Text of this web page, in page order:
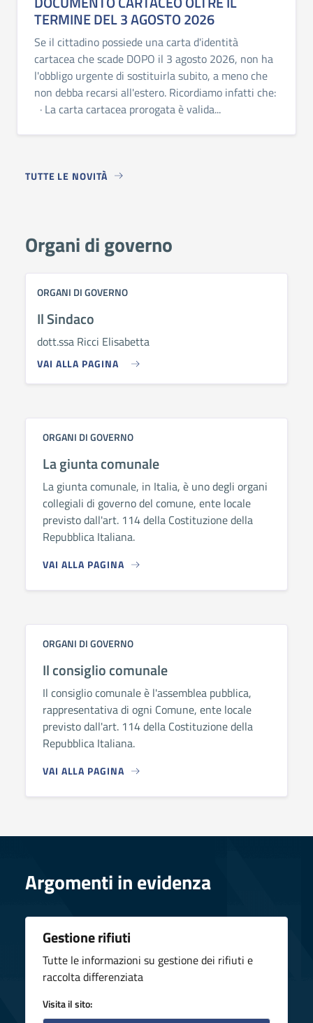
TERMINE DEL 3 AGOSTO 2026
Se il cittadino possiede una carta d'identità
cartacea che scade DOPO il 3 agosto 2026, non ha
l'obbligo urgente di sostituirla subito, a meno che
non debba recarsi all'estero. Ricordiamo infatti che:
· La carta cartacea prorogata è valida...
TUTTE LE NOVITÀ
Organi di governo
ORGANI DI GOVERNO
Il Sindaco
dott.ssa Ricci Elisabetta
VAI ALLA PAGINA
ORGANI DI GOVERNO
La giunta comunale
La giunta comunale, in Italia, è uno degli organi
collegiali di governo del comune, ente locale
previsto dall'art. 114 della Costituzione della
Repubblica Italiana.
VAI ALLA PAGINA
ORGANI DI GOVERNO
Il consiglio comunale
Il consiglio comunale è l'assemblea pubblica,
rappresentativa di ogni Comune, ente locale
previsto dall'art. 114 della Costituzione della
Repubblica Italiana.
VAI ALLA PAGINA
Argomenti in evidenza
Gestione rifiuti
Tutte le informazioni su gestione dei rifiuti e
raccolta differenziata
Visita il sito: